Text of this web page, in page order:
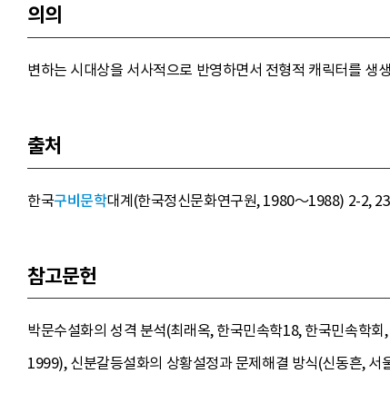
의의
변하는 시대상을 서사적으로 반영하면서 전형적 캐릭터를 생
출처
한국구비문학대계(한국정신문화연구원, 1980～1988) 2-2,
참고문헌
박문수설화의 성격 분석(최래옥, 한국민속학18, 한국민속학
1999), 신분갈등설화의 상황설정과 문제해결 방식(신동흔, 서